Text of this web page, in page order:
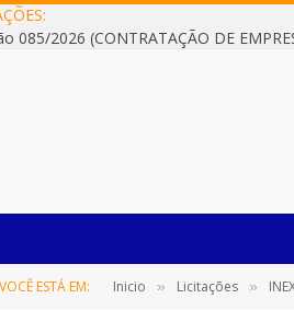
VOCÊ ESTÁ EM: Inicio » Licitações »